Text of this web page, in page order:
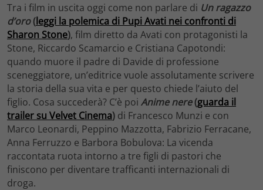
Tra i film in uscita oggi come non parlare di Un ragazzo
d’oro(leggi la polemica di Pupi Avati nei confronti di
Sharon Stone), film diretto da Avati con protagonisti la
Stone, Riccardo Scamarcio e Cristiana Capotondi:
quando muore il padre di Davide di professione
sceneggiatore, un’editrice vuole assolutamente scrivere
la storia della sua vita e per questo chiede l’aiuto del
figlio. Cosa succederà? C’è poi Anime nere(guarda il
trailer su Velvet Cinema) di Francesco Munzi e con
Marco Leonardi, Peppino Mazzotta, Fabrizio Ferracane,
Anna Ferruzzo e Barbora Bobulova: La vicenda
raccontata ruota intorno a tre figli di pastori che
finiscono per diventare trafficanti internazionali di
droga.